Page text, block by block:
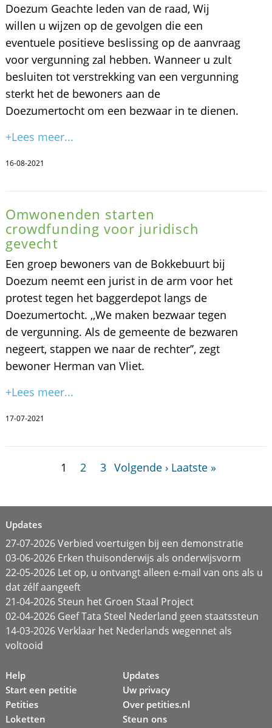
Doezum Geachte leden van de raad, Wij
willen u wijzen op de gevolgen die een
eventuele positieve beslissing op de aanvraag
voor vergunning zal hebben. Wanneer u zult
besluiten tot verstrekking van een vergunning
sterkt het de bewoners aan de
Doezumertocht om een bezwaar in te dienen.
+Lees meer...
16-08-2021
Omwonenden starten
crowdfunding voor juridisch
gevecht
Een groep bewoners van de Bokkebuurt bij
Doezum neemt een jurist in de arm voor het
protest tegen het baggerdepot langs de
Doezumertocht. ,,We maken bezwaar tegen
de vergunning. Als de gemeente de bezwaren
negeert, stappen we naar de rechter’’, zegt
bewoner Herman van Vliet.
+Lees meer...
17-07-2021
1 2 3 Volgende › Laatste »
Updates
27-07-2026 Verbied voertuigen bij een demonstratie
03-06-2026 Erken thuisonderwijs als onderwijsvorm
22-05-2026 Let op, u ontvangt alleen e-mail van ons als u
dat zélf aangeeft
21-04-2026 Steun het Groen Staal Project
02-04-2026 Geef Tata Steel Nederland geen staatssteun
14-03-2026 Verklaar het Nederlands wegennet als
voltooid
Help
Start een petitie
Petities
Loketten
Updates
Uw privacy
Over petities.nl
Steun ons